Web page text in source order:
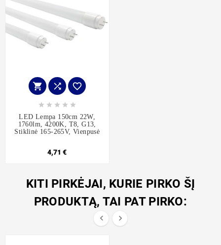
  
    
LED Lempa 150cm 22W,
1760lm, 4200K, T8, G13,
Stiklinė 165-265V, Vienpusė
4,71 €
KITI PIRKĖJAI, KURIE PIRKO ŠĮ
PRODUKTĄ, TAI PAT PIRKO:
 